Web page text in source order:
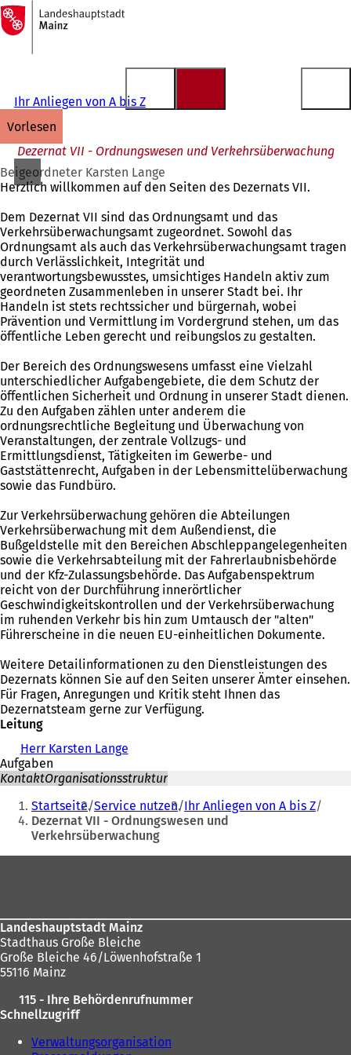
Inhalt anspringen
Zur
Startseite
Ihr Anliegen von A bis Z
vorlesen
Dezernat VII - Ordnungswesen und Verkehrsüberwachung
Beigeordneter Karsten Lange
Herzlich willkommen auf den Seiten des Dezernats VII.
Dem Dezernat VII sind das Ordnungsamt und das
Verkehrsüberwachungsamt zugeordnet. Sowohl das
Ordnungsamt als auch das Verkehrsüberwachungsamt tragen
durch Verlässlichkeit, Integrität und
verantwortungsbewusstes, umsichtiges Handeln aktiv zum
geordneten Zusammenleben in unserer Stadt bei. Ihr
Handeln ist stets rechtssicher und bürgernah, wobei
Prävention und Vermittlung im Vordergrund stehen, um das
öffentliche Leben gerecht und reibungslos zu gestalten.
Der Bereich des Ordnungswesens umfasst eine Vielzahl
unterschiedlicher Aufgabengebiete, die dem Schutz der
öffentlichen Sicherheit und Ordnung in unserer Stadt dienen.
Zu den Aufgaben zählen unter anderem die
ordnungsrechtliche Begleitung und Überwachung von
Veranstaltungen, der zentrale Vollzugs- und
Ermittlungsdienst, Tätigkeiten im Gewerbe- und
Gaststättenrecht, Aufgaben in der Lebensmittelüberwachung
sowie das Fundbüro.
Zur Verkehrsüberwachung gehören die Abteilungen
Verkehrsüberwachung mit dem Außendienst, die
Bußgeldstelle mit den Bereichen Abschleppangelegenheiten
sowie die Verkehrsabteilung mit der Fahrerlaubnisbehörde
und der Kfz-Zulassungsbehörde. Das Aufgabenspektrum
reicht von der Durchführung innerörtlicher
Geschwindigkeitskontrollen und der Verkehrsüberwachung
im ruhenden Verkehr bis hin zum Umtausch der "alten"
Führerscheine in die neuen EU-einheitlichen Dokumente.
Weitere Detailinformationen zu den Dienstleistungen des
Dezernats können Sie auf den Seiten unserer Ämter einsehen.
Für Fragen, Anregungen und Kritik steht Ihnen das
Dezernatsteam gerne zur Verfügung.
Leitung
Herr Karsten Lange
Aufgaben
KontaktOrganisationsstruktur
Sie
befinden
sich
hier:
Startseite Service nutzen Ihr Anliegen von A bis Z
Dezernat VII - Ordnungswesen und
Verkehrsüberwachung
Landeshauptstadt Mainz
Stadthaus Große Bleiche
Große Bleiche 46/Löwenhofstraße 1
55116 Mainz
115 - Ihre Behördenrufnummer
Schnellzugriff
Verwaltungsorganisation